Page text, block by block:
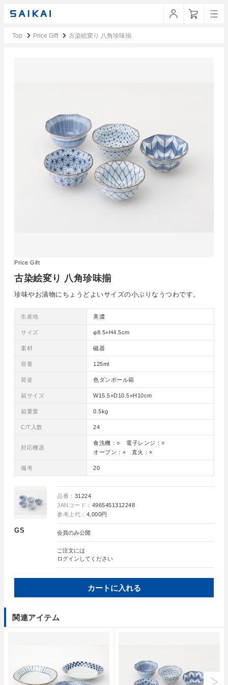
Top Price Gift 古染絵変り 八角珍味揃
古染絵変り 八角珍味揃
Price Gift
珍味やお漬物にちょうどよいサイズの小ぶりなうつわです。
生産地 美濃
サイズ φ8.5×H4.5cm
素材 磁器
容量 125ml
荷姿 色ダンボール箱
箱サイズ W15.5×D10.5×H10cm
箱重量 0.5kg
C/T入数 24
対応機器
食洗機：○ 電子レンジ：○
オーブン：× 直火：×
備考 20
GS
品番： 31224
JANコード： 4965451312248
参考上代： 4,000円
会員のみ公開
ご注文には
ログイン してください
カートに入れる
関連アイテム